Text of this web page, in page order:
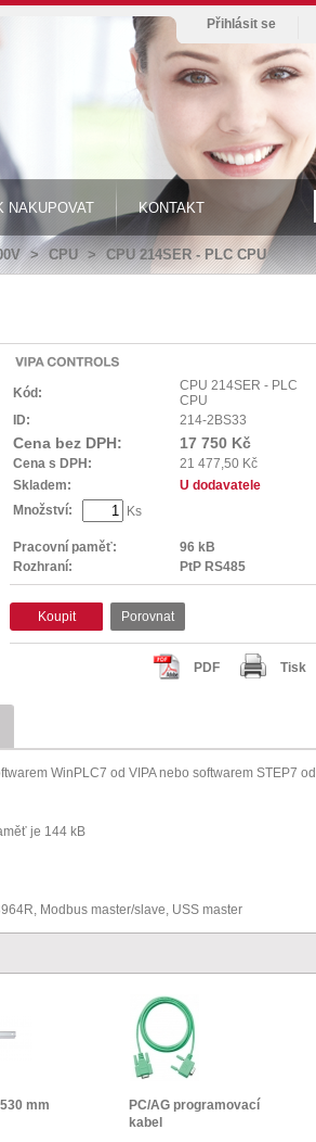
Přihlásit se
NAKUPOVAT KONTAKT
> CPU > CPU 214SER - PLC CPU
Kód:
CPU 214SER - PLC
CPU
ID:
214-2BS33
Cena bez DPH: 17 750 Kč
Cena s DPH:
21 477,50 Kč
Skladem:
U dodavatele
Množství:
Ks
Pracovní paměť:
96 kB
Rozhraní:
PtP RS485
Koupit Porovnat
Tisk
PDF
WinPLC7 od VIPA nebo softwarem STEP7 od
je 144 kB
Modbus master/slave, USS master
mm
PC/AG programovací
kabel